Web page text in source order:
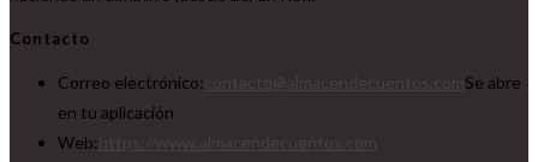
Contacto
Correo electrónico:
Se abre
en tu aplicación
Web: